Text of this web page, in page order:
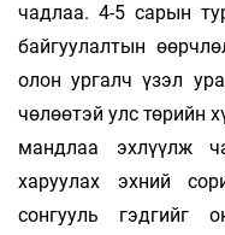
чадлаа. 4-5 сарын
байгуулалтын
олон ургалч үзэл
чөлөөтэй улс төрийн
мандлаа эхлүүлж
харуулах эхний
сонгууль гэдгийг